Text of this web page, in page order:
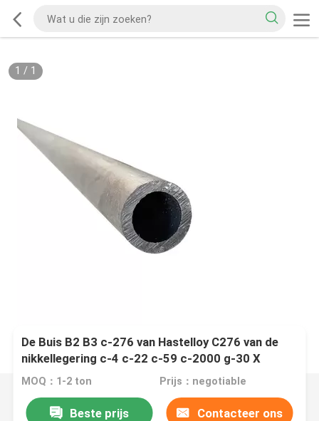
1 / 1
De Buis B2 B3 c-276 van Hastelloy C276 van de
nikkellegering c-4 c-22 c-59 c-2000 g-30 X
Naadloos Buizenstelsel Op hoge temperatuur
MOQ：1-2 ton Prijs：negotiable
Beste prijs Contacteer ons